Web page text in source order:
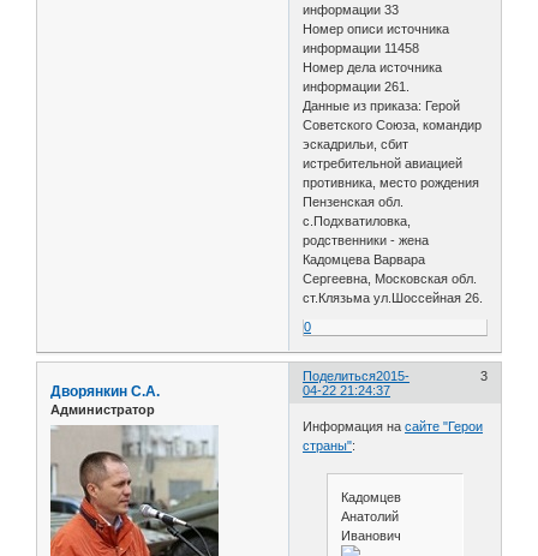
информации 33
Номер описи источника
информации 11458
Номер дела источника
информации 261.
Данные из приказа: Герой
Советского Союза, командир
эскадрильи, сбит
истребительной авиацией
противника, место рождения
Пензенская обл.
с.Подхватиловка,
родственники - жена
Кадомцева Варвара
Сергеевна, Московская обл.
ст.Клязьма ул.Шоссейная 26.
0
Поделиться 3
2015-
04-22 21:24:37
Дворянкин С.А.
Администратор
Информация насайте "Герои
страны":
Кадомцев
Анатолий
Иванович